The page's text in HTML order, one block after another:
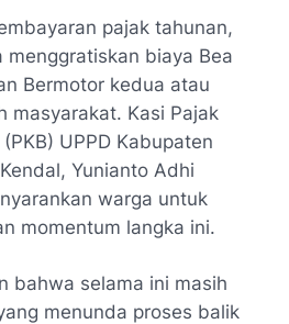
pajak tahunan,
menggratiskan biaya Bea
Bermotor kedua atau
masyarakat. Kasi Pajak
UPPD Kabupaten
Yunianto Adhi
warga untuk
momentum langka ini.
bahwa selama ini masih
menunda proses balik